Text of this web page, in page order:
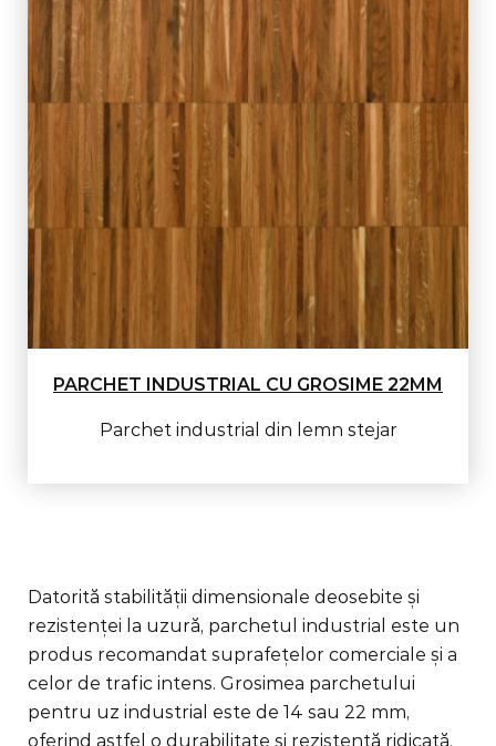
PARCHET INDUSTRIAL CU GROSIME 22MM
Parchet industrial din lemn stejar
Datorită stabilității dimensionale deosebite și
rezistenței la uzură, parchetul industrial este un
produs recomandat suprafețelor comerciale și a
celor de trafic intens. Grosimea parchetului
pentru uz industrial este de 14 sau 22 mm,
oferind astfel o durabilitate și rezistență ridicată.